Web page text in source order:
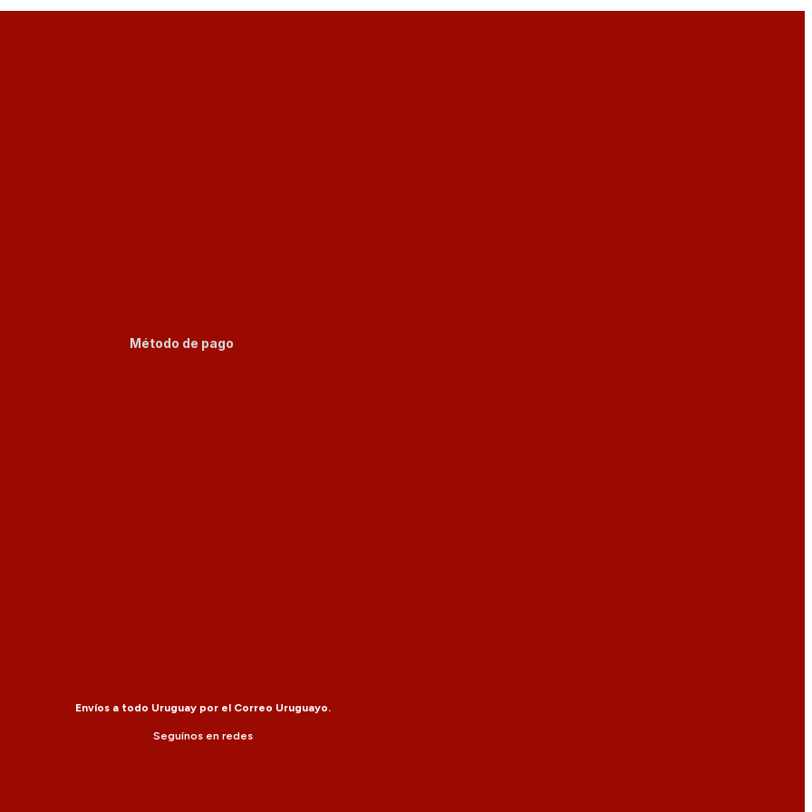
Método de pago
Envíos a todo Uruguay por el Correo Uruguayo.
Seguínos en redes